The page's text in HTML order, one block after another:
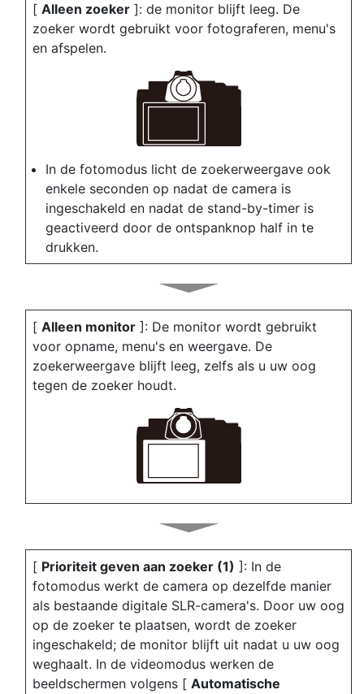
[ Alleen zoeker ]: de monitor blijft leeg. De
zoeker wordt gebruikt voor fotograferen, menu's
en afspelen.
In de fotomodus licht de zoekerweergave ook
enkele seconden op nadat de camera is
ingeschakeld en nadat de stand-by-timer is
geactiveerd door de ontspanknop half in te
drukken.
[ Alleen monitor ]: De monitor wordt gebruikt
voor opname, menu's en weergave. De
zoekerweergave blijft leeg, zelfs als u uw oog
tegen de zoeker houdt.
[ Prioriteit geven aan zoeker (1) ]: In de
fotomodus werkt de camera op dezelfde manier
als bestaande digitale SLR-camera's. Door uw oog
op de zoeker te plaatsen, wordt de zoeker
ingeschakeld; de monitor blijft uit nadat u uw oog
weghaalt. In de videomodus werken de
beeldschermen volgens [ Automatische